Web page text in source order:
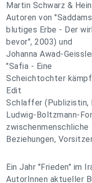
Martin Schwarz &
Autoren von "Saddams
blutiges Erbe - Der
bevor", 2003) und
Johanna Awad-
"Safia - Eine
Scheichtochter
Edit
Schlaffer (Publizistin,
Ludwig-Boltzmann-
zwischenmenschliche
Beziehungen,
Ein Jahr "Frieden" im
AutorInnen aktueller